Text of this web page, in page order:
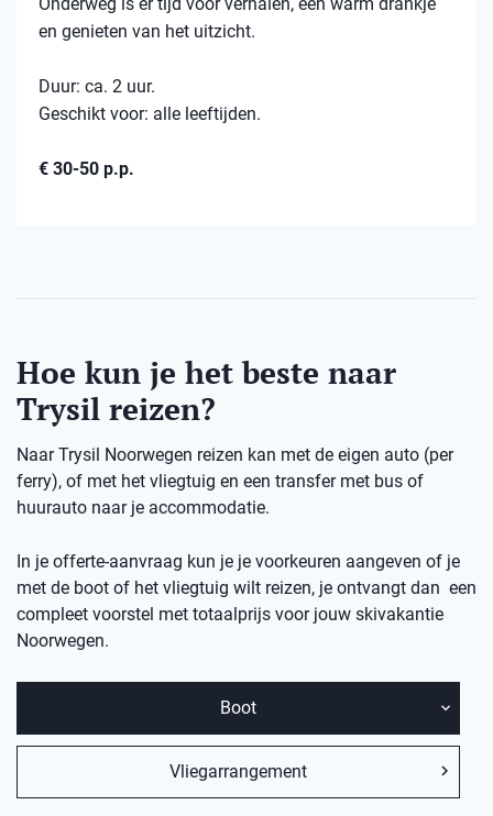
en genieten van het uitzicht.
Duur: ca. 2 uur.
Geschikt voor: alle leeftijden.
€ 30-50 p.p.
Hoe kun je het beste naar
Trysil reizen?
Naar Trysil Noorwegen reizen kan met de eigen auto (per
ferry), of met het vliegtuig en een transfer met bus of
huurauto naar je accommodatie.
In je offerte-aanvraag kun je je voorkeuren aangeven of je
met de boot of het vliegtuig wilt reizen, je ontvangt dan een
compleet voorstel met totaalprijs voor jouw skivakantie
Noorwegen.
Boot
Vliegarrangement